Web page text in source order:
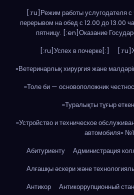
[:ru]Режим работы услугодателя с
перерывом на обед с 12.00 до 13.00
пятницу. [:en]Оказание
[:ru]Успех в почерке[:]
«Ветеринарлық хирургия жане
«Толе би — основоположник
«Туралықты тұғыр
«Устройство и техническое
автомобиля»
Абитуриенту
Администрация
Алғашқы әскери және
Антикор
Антикоррупционный